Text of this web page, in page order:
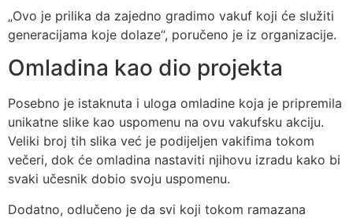
„Ovo je prilika da zajedno gradimo vakuf koji će služiti
generacijama koje dolaze“, poručeno je iz organizacije.
Omladina kao dio projekta
Posebno je istaknuta i uloga omladine koja je pripremila
unikatne slike kao uspomenu na ovu vakufsku akciju.
Veliki broj tih slika već je podijeljen vakifima tokom
večeri, dok će omladina nastaviti njihovu izradu kako bi
svaki učesnik dobio svoju uspomenu.
Dodatno, odlučeno je da svi koji tokom ramazana